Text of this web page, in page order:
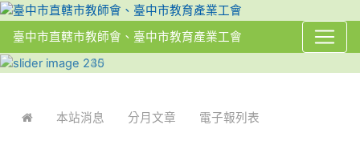
臺中市直轄市教師會、臺中市教育產業工會
本站消息 分月文章 電子報列表